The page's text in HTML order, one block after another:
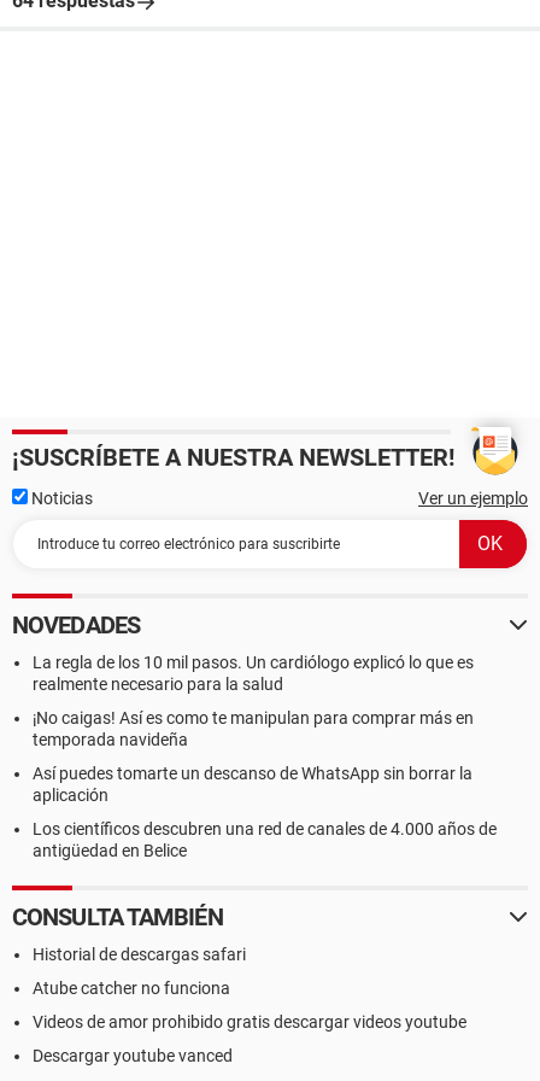
¡SUSCRÍBETE A NUESTRA NEWSLETTER!
Noticias Ver un ejemplo
NOVEDADES
La regla de los 10 mil pasos. Un cardiólogo explicó lo que es
realmente necesario para la salud
¡No caigas! Así es como te manipulan para comprar más en
temporada navideña
Así puedes tomarte un descanso de WhatsApp sin borrar la
aplicación
Los científicos descubren una red de canales de 4.000 años de
antigüedad en Belice
CONSULTA TAMBIÉN
Historial de descargas safari
Atube catcher no funciona
Videos de amor prohibido gratis descargar videos youtube
Descargar youtube vanced